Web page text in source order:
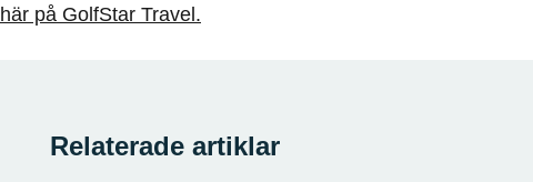
här på GolfStar Travel.
Relaterade artiklar